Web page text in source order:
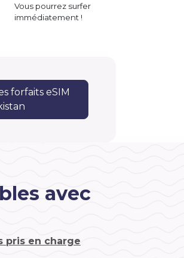
Vous pourrez surfer
immédiatement !
forfaits eSIM
avec
pris en charge